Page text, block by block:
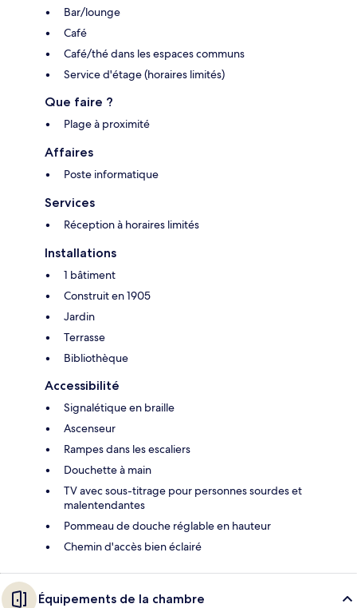
Bar/lounge
Café
Café/thé dans les espaces communs
Service d'étage (horaires limités)
Que faire ?
Plage à proximité
Affaires
Poste informatique
Services
Réception à horaires limités
Installations
1 bâtiment
Construit en 1905
Jardin
Terrasse
Bibliothèque
Accessibilité
Signalétique en braille
Ascenseur
Rampes dans les escaliers
Douchette à main
TV avec sous-titrage pour personnes sourdes et
malentendantes
Pommeau de douche réglable en hauteur
Chemin d'accès bien éclairé
Équipements de la chambre